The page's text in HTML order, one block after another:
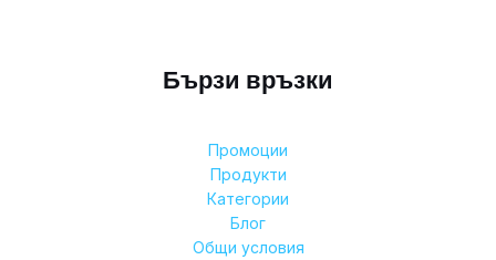
Бързи връзки
Промоции
Продукти
Категории
Блог
Общи условия